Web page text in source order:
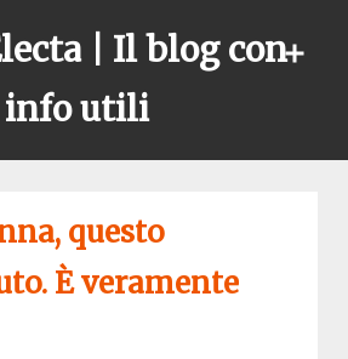
| Il blog con
info utili
questo
È veramente